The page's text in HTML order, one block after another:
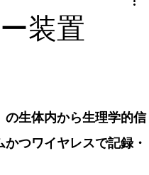
装置
生体内から生理学的信
つワイヤレスで記録・